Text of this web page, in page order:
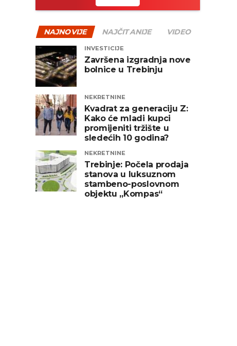
NAJNOVIJE NAJČITANIJE VIDEO
INVESTICIJE
Završena izgradnja nove
bolnice u Trebinju
NEKRETNINE
Kvadrat za generaciju Z:
Kako će mladi kupci
promijeniti tržište u
sledećih 10 godina?
NEKRETNINE
Trebinje: Počela prodaja
stanova u luksuznom
stambeno-poslovnom
objektu „Kompas“